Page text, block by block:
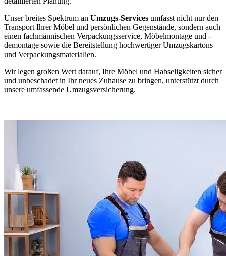
Unser breites Spektrum an Umzugs-Services umfasst nicht nur den
Transport Ihrer Möbel und persönlichen Gegenstände, sondern auch
einen fachmännischen Verpackungsservice, Möbelmontage und -
demontage sowie die Bereitstellung hochwertiger Umzugskartons
und Verpackungsmaterialien.
Wir legen großen Wert darauf, Ihre Möbel und Habseligkeiten sicher
und unbeschadet in Ihr neues Zuhause zu bringen, unterstützt durch
unsere umfassende Umzugsversicherung.